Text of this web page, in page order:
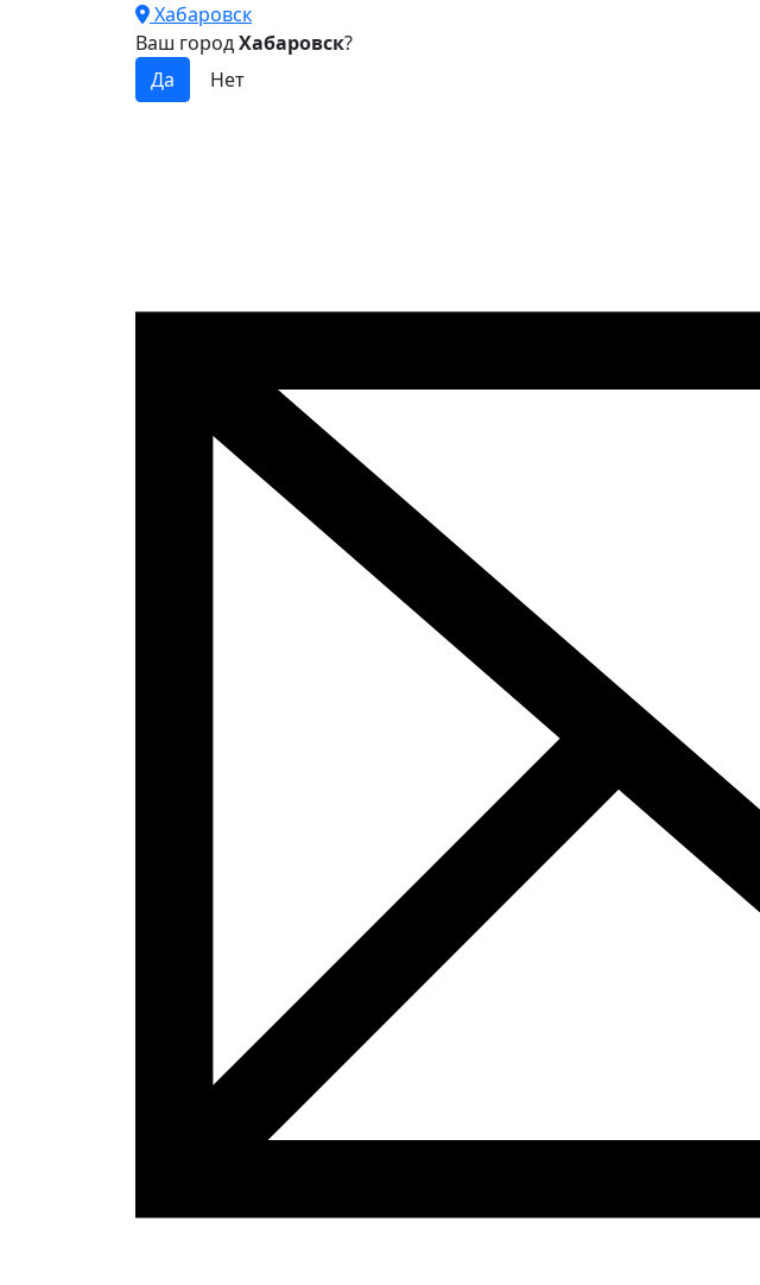
Хабаровск
Ваш городХабаровск?